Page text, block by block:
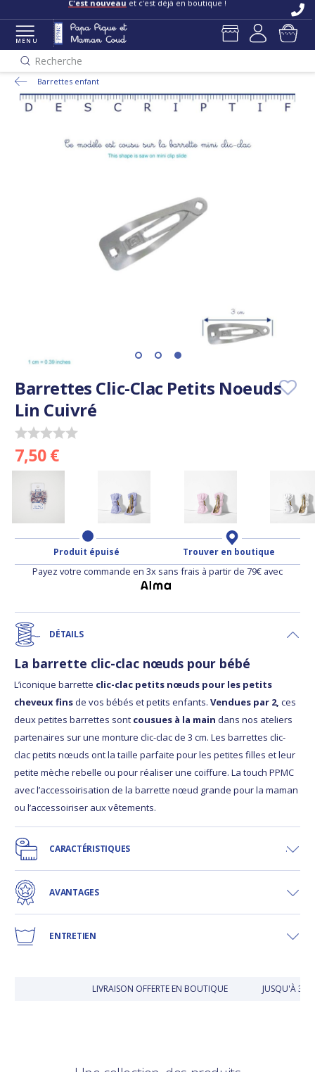
C'est nouveau et c'est déjà en boutique !
MENU
Recherche
Barrettes enfant
Barrettes Clic-Clac Petits Noeuds
Lin Cuivré
7,50 €
Produit épuisé Trouver en boutique
Payez votre commande en 3x sans frais à partir de 79€ avec
DÉTAILS
La barrette clic-clac nœuds pour bébé
L’iconique barrette clic-clac petits nœuds pour les petits
cheveux finsde vos bébés et petits enfants. Vendues par 2, ces
deux petites barrettes sont cousues à la main dans nos ateliers
partenaires sur une monture clic-clac de 3 cm. Les barrettes clic-
clac petits nœuds ont la taille parfaite pour les petites filles et leur
petite mèche rebelle ou pour réaliser une coiffure. La touch PPMC
avec l’accessoirisation de la barrette nœud grande pour la maman
ou l’accessoiriser aux vêtements.
CARACTÉRISTIQUES
AVANTAGES
ENTRETIEN
LIVRAISON OFFERTE EN BOUTIQUE JUSQU'À 30